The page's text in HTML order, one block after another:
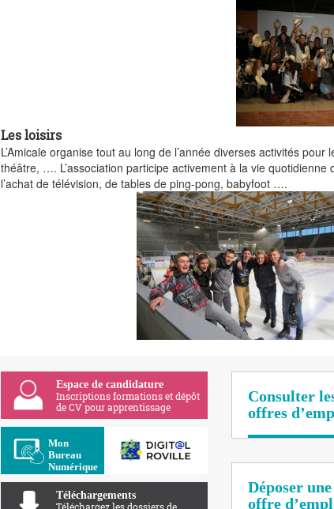
Les loisirs
L’Amicale organise tout au long de l’année diverses activités
théâtre, …. L’association participe activement à la vie
l’achat de télévision, de tables de ping-pong, babyfoot ….
Espace de candidature
Inscriptions formations et dépôt
de CV pour apprentissage
Mon
Bureau
Numérique
Apolearn
Téléchargements
Consulter
offres
Déposer une
offre